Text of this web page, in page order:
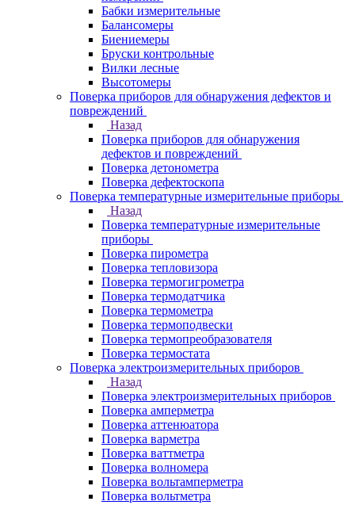
Бабки измерительные
Балансомеры
Биениемеры
Бруски контрольные
Вилки лесные
Высотомеры
Поверка приборов для обнаружения дефектов и
повреждений
Назад
Поверка приборов для обнаружения
дефектов и повреждений
Поверка детонометра
Поверка дефектоскопа
Поверка температурные измерительные приборы
Назад
Поверка температурные измерительные
приборы
Поверка пирометра
Поверка тепловизора
Поверка термогигрометра
Поверка термодатчика
Поверка термометра
Поверка термоподвески
Поверка термопреобразователя
Поверка термостата
Поверка электроизмерительных приборов
Назад
Поверка электроизмерительных приборов
Поверка амперметра
Поверка аттенюатора
Поверка варметра
Поверка ваттметра
Поверка волномера
Поверка вольтамперметра
Поверка вольтметра